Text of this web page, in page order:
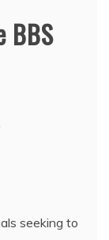
BBS
seeking to